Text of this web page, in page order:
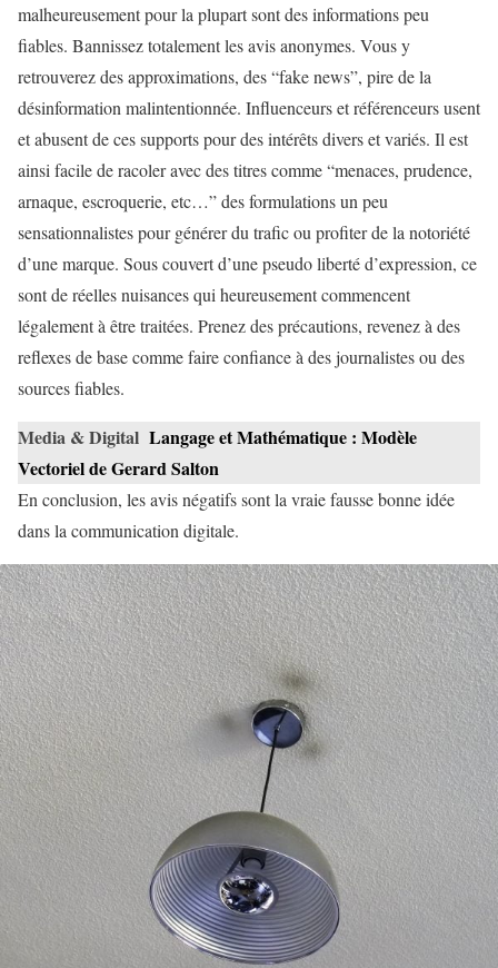
malheureusement pour la plupart sont des informations peu
fiables. Bannissez totalement les avis anonymes. Vous y
retrouverez des approximations, des “fake news”, pire de la
désinformation malintentionnée. Influenceurs et référenceurs usent
et abusent de ces supports pour des intérêts divers et variés. Il est
ainsi facile de racoler avec des titres comme “menaces, prudence,
arnaque, escroquerie, etc…” des formulations un peu
sensationnalistes pour générer du trafic ou profiter de la notoriété
d’une marque. Sous couvert d’une pseudo liberté d’expression, ce
sont de réelles nuisances qui heureusement commencent
légalement à être traitées. Prenez des précautions, revenez à des
reflexes de base comme faire confiance à des journalistes ou des
sources fiables.
Media & Digital Langage et Mathématique : Modèle
Vectoriel de Gerard Salton
En conclusion, les avis négatifs sont la vraie fausse bonne idée
dans la communication digitale.